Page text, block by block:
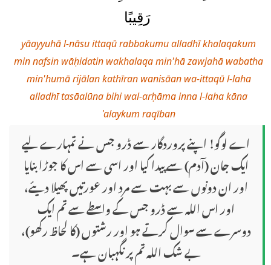
رَقِيبًا
yāayyuhā l-nāsu ittaqū rabbakumu alladhī khalaqakum
min nafsin wāḥidatin wakhalaqa min'hā zawjahā wabatha
min'humā rijālan kathīran wanisāan wa-ittaqū l-laha
alladhī tasāalūna bihi wal-arḥāma inna l-laha kāna
ʿalaykum raqīban
اے لوگو! اپنے پروردگار سے ڈرو جس نے تمہارے لیے
ایک جان (آدم) سے پیدا کیا اور اسی سے اس کا جوڑا بنایا
اور ان دونوں سے بہت سے مرد اور عورتیں پھیلا دیئے،
اور اس اللہ سے ڈرو جس کے واسطے سے تم ایک
دوسرے سے سوال کرتے ہو اور رشتوں (کا لحاظ رکھو)،
بے شک اللہ تم پر نگہبان ہے۔